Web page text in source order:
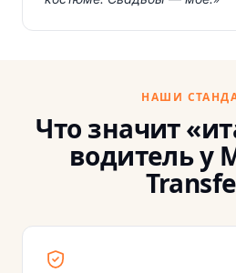
НАШИ
Что значит
водитель у